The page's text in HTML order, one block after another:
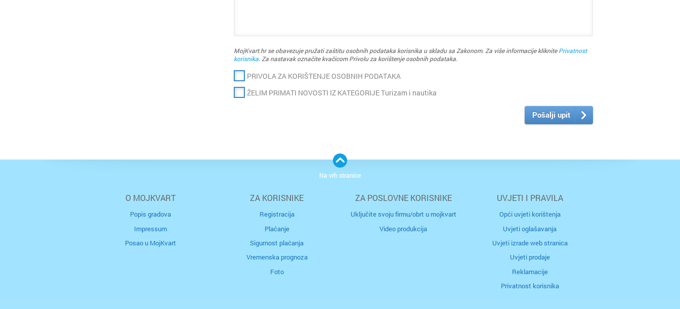
Skradin
Trogir
Umag
MojKvart.hr se obavezuje pružati zaštitu osobnih podataka korisnika u skladu sa Zakonom. Za više informacije kliknitePrivatnost
korisnika. Za nastavak označite kvačicom Privolu za korištenje osobnih podataka.
PRIVOLA ZA KORIŠTENJE OSOBNIH PODATAKA
ŽELIM PRIMATI NOVOSTI IZ KATEGORIJE Turizam i nautika
Pošalji upit
O MOJKVART
Popis gradova
Impressum
Posao u MojKvart
ZA KORISNIKE
Registracija
Plaćanje
Sigurnost plaćanja
Vremenska prognoza
Foto
ZA POSLOVNE KORISNIKE
Uključite svoju firmu/obrt u mojkvart
Video produkcija
UVJETI I PRAVILA
Opći uvjeti korištenja
Uvjeti oglašavanja
Uvjeti izrade web stranica
Uvjeti prodaje
Reklamacije
Privatnost korisnika
Na vrh stranice